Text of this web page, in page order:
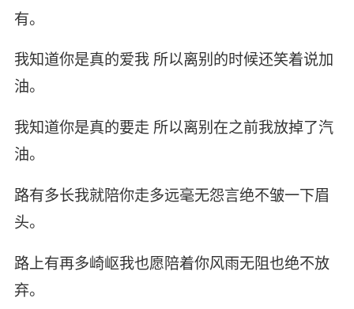
有。
我知道你是真的爱我 所以离别的时候还笑着说加
油。
我知道你是真的要走 所以离别在之前我放掉了汽
油。
路有多长我就陪你走多远毫无怨言绝不皱一下眉
头。
路上有再多崎岖我也愿陪着你风雨无阻也绝不放
弃。